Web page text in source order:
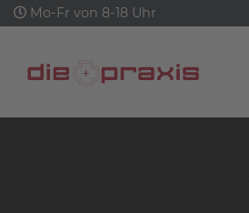
Mo-Fr von 8-18 Uhr